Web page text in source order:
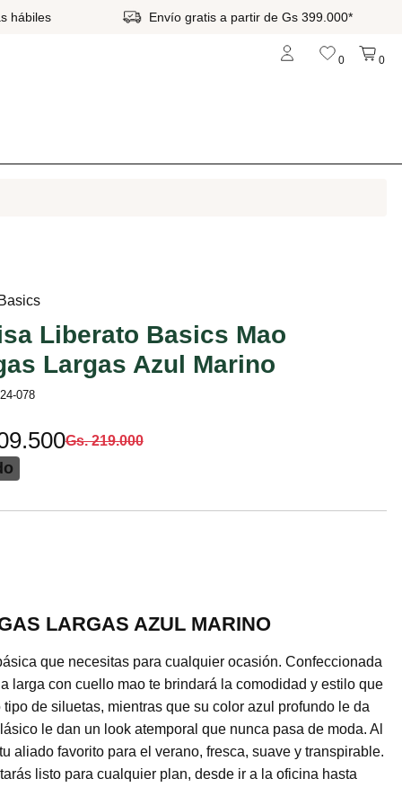
hábiles Envío gratis a partir de Gs 399.000*
0 0
Liberato Basics Mao
Largas Azul Marino
078
Gs. 219.000
LARGAS AZUL MARINO
que necesitas para cualquier ocasión. Confeccionada
larga con cuello mao te brindará la comodidad y estilo que
de siluetas, mientras que su color azul profundo le da
le dan un look atemporal que nunca pasa de moda. Al
aliado favorito para el verano, fresca, suave y transpirable.
listo para cualquier plan, desde ir a la oficina hasta